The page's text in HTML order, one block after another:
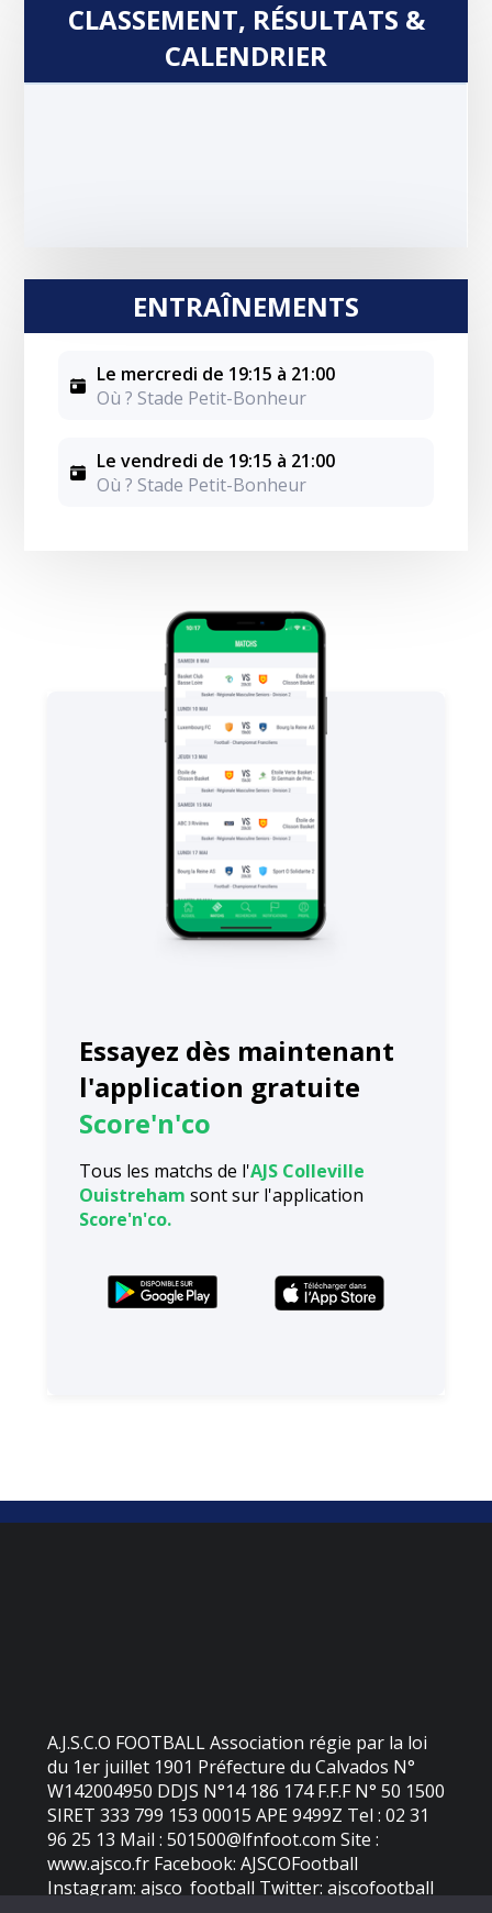
CLASSEMENT, RÉSULTATS &
CALENDRIER
ENTRAÎNEMENTS
Le mercredi de 19:15 à 21:00
Où ? Stade Petit-Bonheur
Le vendredi de 19:15 à 21:00
Où ? Stade Petit-Bonheur
Essayez dès maintenant
l'application gratuite
Score'n'co
Tous les matchs de l'AJS Colleville
Ouistreham sont sur l'application
Score'n'co.
A.J.S.C.O FOOTBALL Association régie par la loi
du 1er juillet 1901 Préfecture du Calvados N°
W142004950 DDJS N°14 186 174 F.F.F N° 50 1500
SIRET 333 799 153 00015 APE 9499Z Tel : 02 31
96 25 13 Mail : 501500@lfnfoot.com Site :
www.ajsco.fr Facebook: AJSCOFootball
Instagram: ajsco_football Twitter: ajscofootball